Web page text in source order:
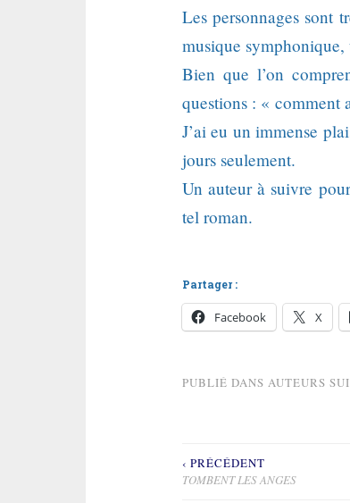
Les personnages sont
musique symphonique,
Bien que l’on
questions : « comment
J’ai eu un immense
jours seulement.
Un auteur à suivre
tel roman.
Partager :
Facebook X
PUBLIÉ DANS AUTEURS
Navigation
‹ PRÉCÉDENT
TOMBENT LES ANGES